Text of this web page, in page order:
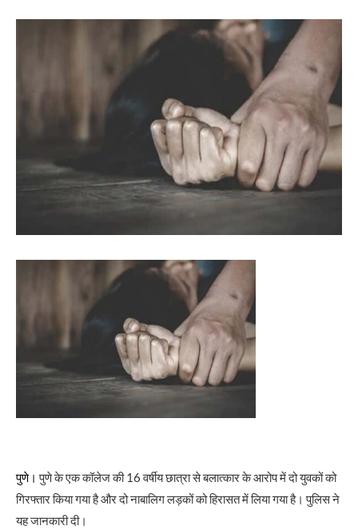
पुणे। पुणे के एक कॉलेज की 16 वर्षीय छात्रा से बलात्कार के आरोप में दो युवकों को
गिरफ्तार किया गया है और दो नाबालिग लड़कों को हिरासत में लिया गया है। पुलिस ने
यह जानकारी दी।